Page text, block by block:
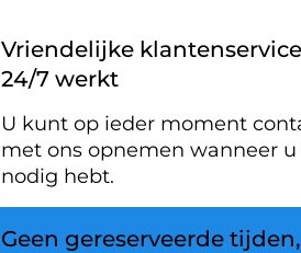
Vriendelijke
24/7 werkt
U kunt op ieder moment
met ons opnemen wanneer u
nodig hebt.
Geen gereserveerde